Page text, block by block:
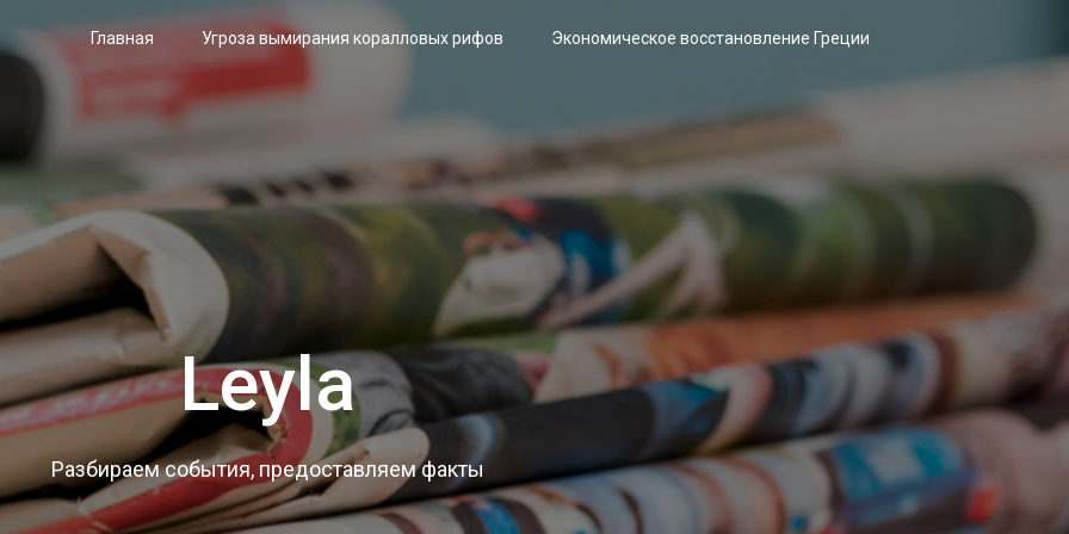
Главная Угроза вымирания коралловых рифов Экономическое восстановление Греции
Leyla
Разбираем события, предоставляем факты